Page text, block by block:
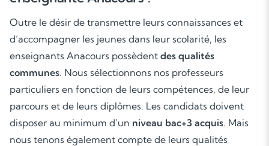
Outre le désir de transmettre leurs connaissances et
d’accompagner les jeunes dans leur scolarité, les
enseignants Anacours possèdent des qualités
communes. Nous sélectionnons nos professeurs
particuliers en fonction de leurs compétences, de leur
parcours et de leurs diplômes. Les candidats doivent
disposer au minimum d’un niveau bac+3 acquis. Mais
nous tenons également compte de leurs qualités